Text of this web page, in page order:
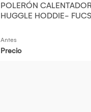
POLERÓN
HUGGLE HODDIE-
Antes
Precio